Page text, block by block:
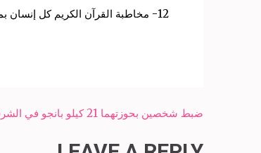
12- مخاطبة القرآن الكريم كل إنسان بما يستطيع فهمه واستيعابه، فالقرآن الكريم يناسب كل زمان ومكان.
Post
ضبط شخصين بحوزتهما 21 كيلو بانجو في الشرقية